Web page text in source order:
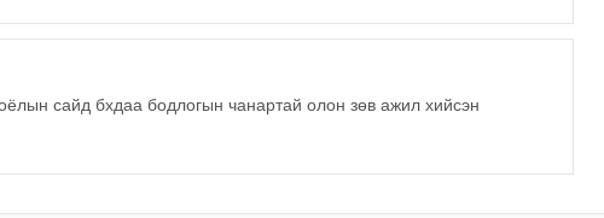
сайд бхдаа бодлогын чанартай олон зөв ажил хийсэн